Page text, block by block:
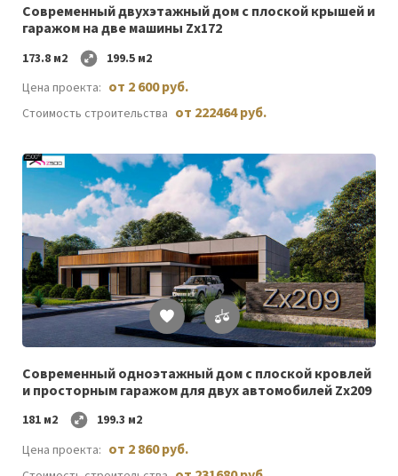
Cовременный двухэтажный дом с плоской крышей и
гаражом на две машины Zx172
173.8 м2
199.5 м2
Цена проекта: от 2 600 руб.
Стоимость строительства от 222464 руб.
Список
желаемого
Cовременный одноэтажный дом c плоской кровлей
и просторным гаражом для двух автомобилей Zx209
181 м2
199.3 м2
Цена проекта: от 2 860 руб.